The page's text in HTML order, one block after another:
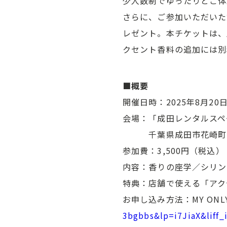
さらに、ご参加いただい
レゼント。本チケットは
クセント香料の追加には
■概要
開催日時：2025年8月20
会場：「成田レンタルス
千葉県成田市花崎町
参加費：3,500円（税込）
内容：香りの座学／シリ
特典：店舗で使える「ア
お申し込み方法：MY